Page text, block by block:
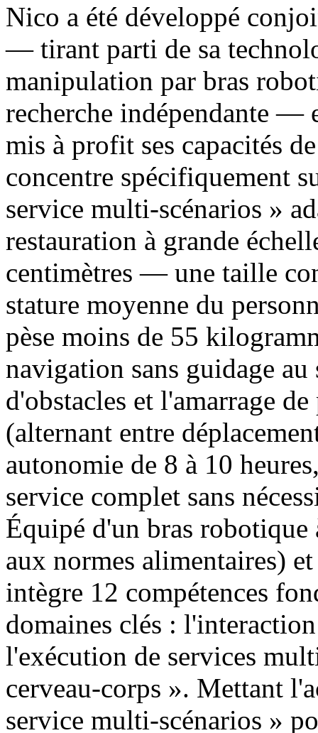
Nico a été développé
— tirant parti de sa
manipulation par bras
recherche indépendante —
mis à profit ses capacités
concentre spécifiquement
service multi-scénarios »
restauration à grande
centimètres — une taille
stature moyenne du
pèse moins de 55
navigation sans guidage
d'obstacles et l'amarrage
(alternant entre
autonomie de 8 à 10
service complet sans
Équipé d'un bras
aux normes alimentaires)
intègre 12 compétences
domaines clés :
l'exécution de services
cerveau-corps ». Mettant
service multi-scénarios »